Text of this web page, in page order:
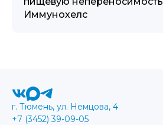
Иммунохелс
г. Тюмень, ул. Немцова, 4
+7 (3452) 39-09-05